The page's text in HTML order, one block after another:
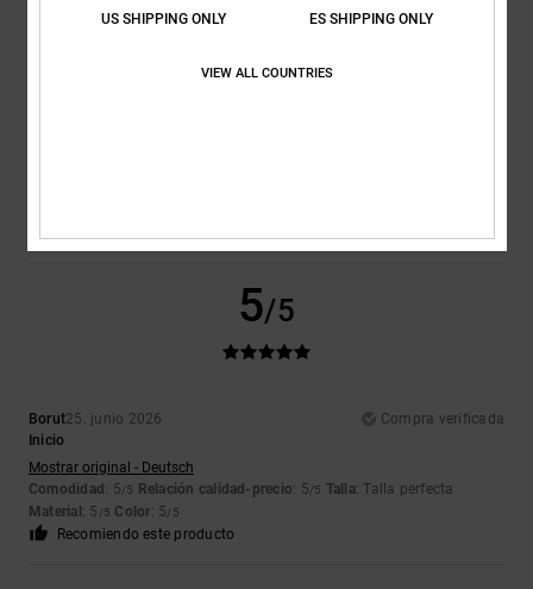
5/5
Borut25. junio 2026
Compra verificada
Inicio
Mostrar original - Deutsch
Comodidad : 5/5 Relación calidad-precio: 5/5 Talla: Talla perfecta
Material : 5 /5 Color: 5/5
Recomiendo este producto
US SHIPPING ONLY ES SHIPPING ONLY
VIEW ALL COUNTRIES